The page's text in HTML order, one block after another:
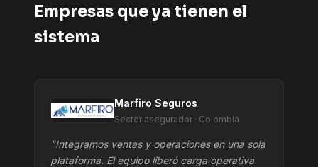
Empresas que ya tienen el
sistema
Marfiro Seguros
Sector asegurador · Colombia
"Integramos ventas y operaciones en una sola
plataforma. El equipo liberó carga operativa